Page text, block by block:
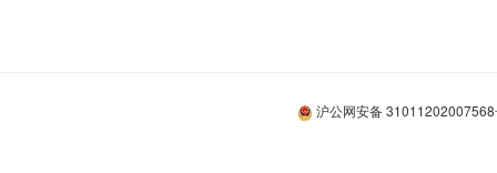
沪公网安备 31011202007568